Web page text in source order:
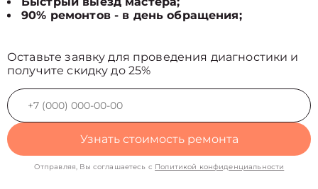
90% ремонтов - в день обращения;
Оставьте заявку для проведения диагностики и
получите скидку до 25%
Узнать стоимость ремонта
Отправляя, Вы соглашаетесь с Политикой конфиденциальности